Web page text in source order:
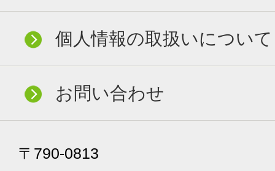
個人情報の取扱いについて
お問い合わせ
〒790-0813